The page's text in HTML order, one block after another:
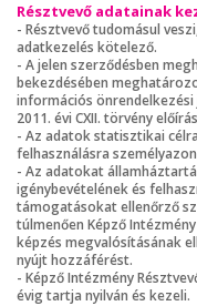
Résztvevő adatainak
- Résztvevő tudomásul
adatkezelés kötelező.
- A jelen szerződésben
bekezdésében
információs
2011. évi CXII. törvény
- Az adatok statisztikai
felhasználásra
- Az adatokat
igénybevételének és
támogatásokat ellenőrző
túlmenően Képző
képzés megvalósításának
nyújt hozzáférést.
- Képző Intézmény
évig tartja nyilván és kezeli.